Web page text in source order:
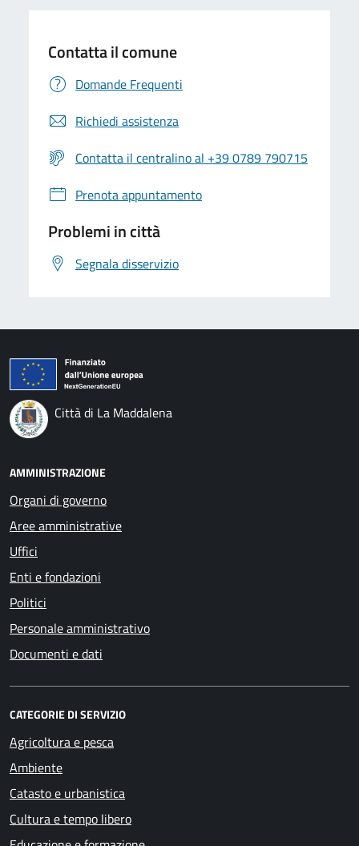
Contatta il comune
Domande Frequenti
Richiedi assistenza
Contatta il centralino al +39 0789 790715
Prenota appuntamento
Problemi in città
Segnala disservizio
Città di La Maddalena
AMMINISTRAZIONE
Organi di governo
Aree amministrative
Uffici
Enti e fondazioni
Politici
Personale amministrativo
Documenti e dati
CATEGORIE DI SERVIZIO
Agricoltura e pesca
Ambiente
Catasto e urbanistica
Cultura e tempo libero